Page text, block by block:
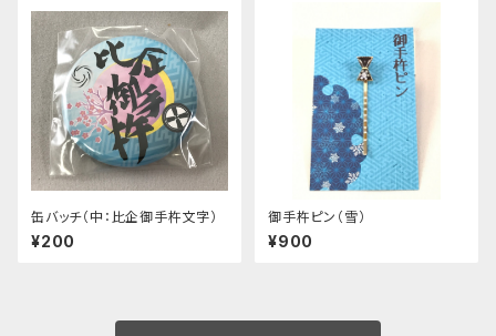
缶バッチ（中：比企御手杵文字）
¥200
御手杵ピン（雪）
¥900